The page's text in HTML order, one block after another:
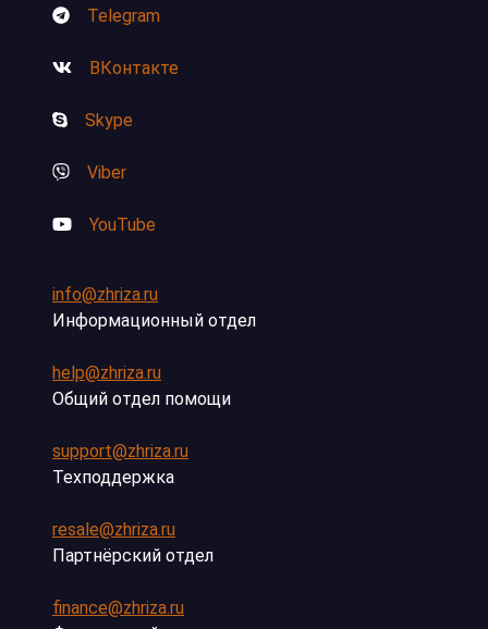
Telegram
ВКонтакте
Skype
Viber
YouTube
info@zhriza.ru
Информационный отдел
help@zhriza.ru
Общий отдел помощи
support@zhriza.ru
Техподдержка
resale@zhriza.ru
Партнёрский отдел
finance@zhriza.ru